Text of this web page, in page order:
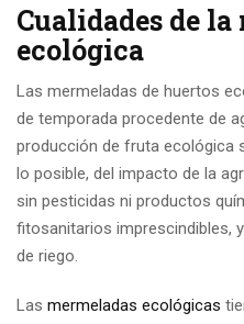
Cualidades de
ecológica
Las mermeladas de huertos
de temporada procedente de
producción de fruta ecológica
lo posible, del impacto de la
sin pesticidas ni productos
fitosanitarios imprescindibles,
de riego.
Las mermeladas ecológicas